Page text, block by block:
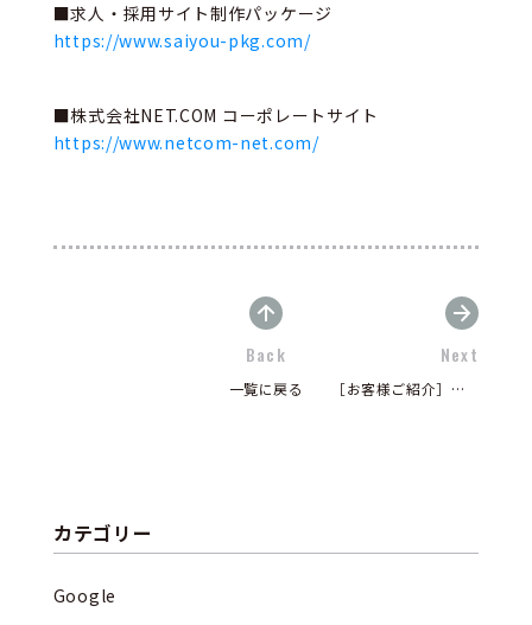
■求人・採用サイト制作パッケージ
https://www.saiyou-pkg.com/
■株式会社NET.COM コーポレートサイト
https://www.netcom-net.com/
Back
一覧に戻る
Next
［お客様ご紹介］ベスト・クラフト様 ～クリスタル記念品 販売～
カテゴリー
Google